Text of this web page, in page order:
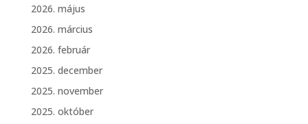
2026. május
2026. március
2026. február
2025. december
2025. november
2025. október